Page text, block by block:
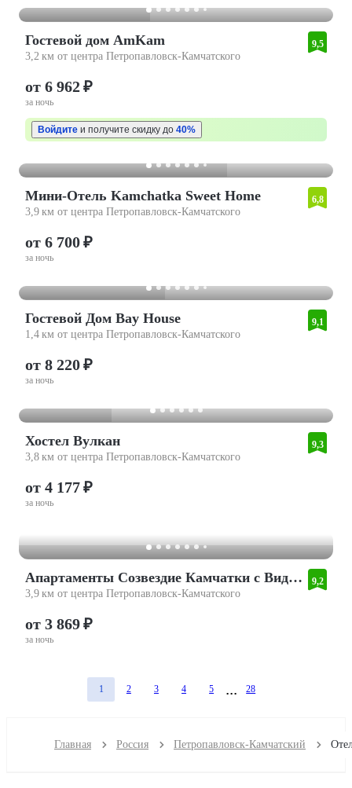
Гостевой дом AmKam
3,2 км от центра Петропавловск-Камчатского
9,5
от 6 962 ₽
за ночь
Войдите и получите скидку до 40%
Мини-Отель Kamchatka Sweet Home
3,9 км от центра Петропавловск-Камчатского
6,8
от 6 700 ₽
за ночь
Гостевой Дом Bay House
1,4 км от центра Петропавловск-Камчатского
9,1
от 8 220 ₽
за ночь
Хостел Вулкан
3,8 км от центра Петропавловск-Камчатского
9,3
от 4 177 ₽
за ночь
Апартаменты Созвездие Камчатки с Видом на Вулканы
3,9 км от центра Петропавловск-Камчатского
9,2
от 3 869 ₽
за ночь
1 2 3 4 5 28
Главная Россия Петропавловск-Камчатский